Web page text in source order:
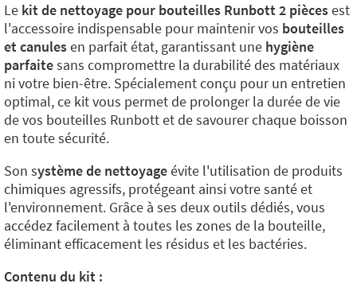
Le kit de nettoyage pour bouteilles Runbott 2 piècesest
l'accessoire indispensable pour maintenir vos bouteilles
et canulesen parfait état, garantissant une hygiène
parfaitesans compromettre la durabilité des matériaux
ni votre bien-être. Spécialement conçu pour un entretien
optimal, ce kit vous permet de prolonger la durée de vie
de vos bouteilles Runbott et de savourer chaque boisson
en toute sécurité.
Son système de nettoyageévite l'utilisation de produits
chimiques agressifs, protégeant ainsi votre santé et
l'environnement. Grâce à ses deux outils dédiés, vous
accédez facilement à toutes les zones de la bouteille,
éliminant efficacement les résidus et les bactéries.
Contenu du kit :